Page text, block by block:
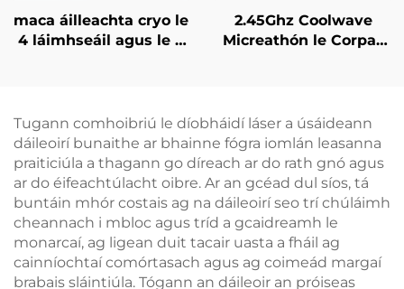
maca áilleachta cryo le
4 láimhseáil agus le 8
criothaireacht, le
laghdú meáchan
2.45Ghz Coolwave
Micreathón le Corpas
umhthacht Aghaidh le
haghaidh Caillteanais
Meáchain, Glanadh
Corpais
Tugann comhoibriú le díobháidí láser a úsáideann
dáileoirí bunaithe ar bhainne fógra iomlán leasanna
praiticiúla a thagann go díreach ar do rath gnó agus
ar do éifeachtúlacht oibre. Ar an gcéad dul síos, tá
buntáin mhór costais ag na dáileoirí seo trí chúláimh
cheannach i mbloc agus tríd a gcaidreamh le
monarcaí, ag ligean duit tacair uasta a fháil ag
cainníochtaí comórtasach agus ag coimeád margaí
brabais sláintiúla. Tógann an dáileoir an próiseas